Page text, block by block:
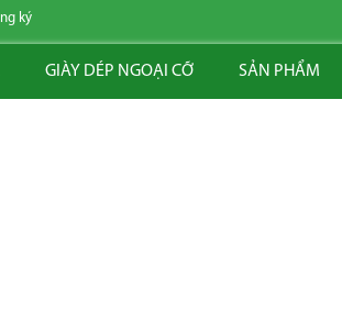
ký
GIÀY DÉP NGOẠI CỠ SẢN PHẨM